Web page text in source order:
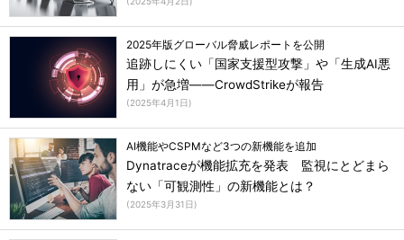
2025年版グローバル脅威レポートを公開
追跡しにくい「国家支援型攻撃」や「生成AI悪
用」が急増――CrowdStrikeが報告
(2025年4月1日)
AI機能やCSPMなど3つの新機能を追加
Dynatraceが機能拡充を発表 監視にとどまら
ない「可観測性」の新機能とは？
(2025年3月31日)